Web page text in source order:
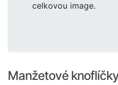
celkovou image.
Manžetové